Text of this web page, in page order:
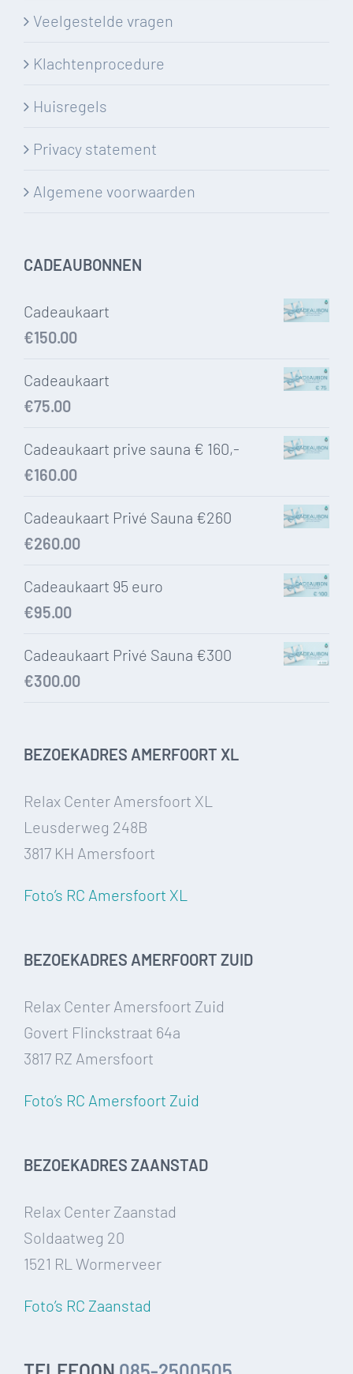
Veelgestelde vragen
Klachtenprocedure
Huisregels
Privacy statement
Algemene voorwaarden
CADEAUBONNEN
Cadeaukaart
€150.00
Cadeaukaart
€75.00
Cadeaukaart prive sauna € 160,-
€160.00
Cadeaukaart Privé Sauna €260
€260.00
Cadeaukaart 95 euro
€95.00
Cadeaukaart Privé Sauna €300
€300.00
BEZOEKADRES AMERFOORT XL
Relax Center Amersfoort XL
Leusderweg 248B
3817 KH Amersfoort
Foto’s RC Amersfoort XL
BEZOEKADRES AMERFOORT ZUID
Relax Center Amersfoort Zuid
Govert Flinckstraat 64a
3817 RZ Amersfoort
Foto’s RC Amersfoort Zuid
BEZOEKADRES ZAANSTAD
Relax Center Zaanstad
Soldaatweg 20
1521 RL Wormerveer
Foto’s RC Zaanstad